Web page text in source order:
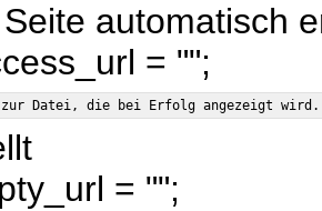
automatisch
= "";
= "";